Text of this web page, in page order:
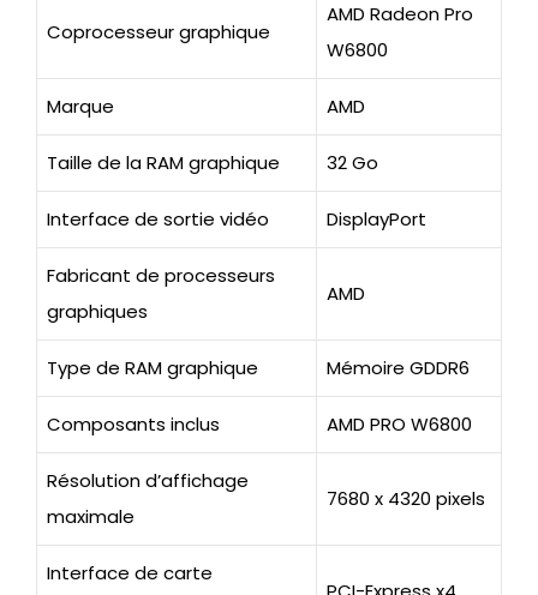
Coprocesseur graphique
AMD Radeon Pro
W6800
Marque AMD
Taille de la RAM graphique 32 Go
Interface de sortie vidéo DisplayPort
Fabricant de processeurs
graphiques
AMD
Type de RAM graphique Mémoire GDDR6
Composants inclus AMD PRO W6800
Résolution d’affichage
maximale
7680 x 4320 pixels
Interface de carte